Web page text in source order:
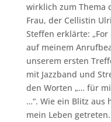
wirklich zum Thema
Frau, der Cellistin
Steffen erklärte: „For
auf meinem
unserem ersten
mit Jazzband und
den Worten „… für
…“. Wie ein Blitz aus
mein Leben